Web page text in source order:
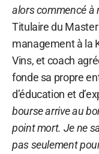
alors commencé à
Titulaire du
management à la
Vins, et coach
fonde sa propre
d’éducation et
bourse arrive au
point mort. Je ne
pas seulement